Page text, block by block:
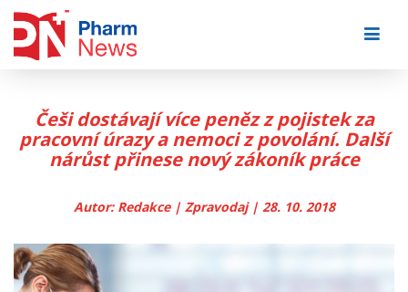
Češi dostávají více peněz z pojistek za
pracovní úrazy a nemoci z povolání. Další
nárůst přinese nový zákoník práce
Autor: Redakce | Zpravodaj | 28. 10. 2018